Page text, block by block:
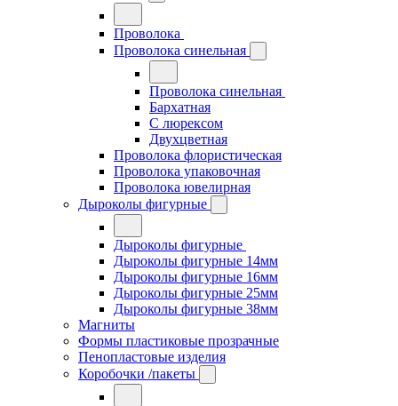
Проволока
Проволока синельная
Проволока синельная
Бархатная
С люрексом
Двухцветная
Проволока флористическая
Проволока упаковочная
Проволока ювелирная
Дыроколы фигурные
Дыроколы фигурные
Дыроколы фигурные 14мм
Дыроколы фигурные 16мм
Дыроколы фигурные 25мм
Дыроколы фигурные 38мм
Магниты
Формы пластиковые прозрачные
Пенопластовые изделия
Коробочки /пакеты